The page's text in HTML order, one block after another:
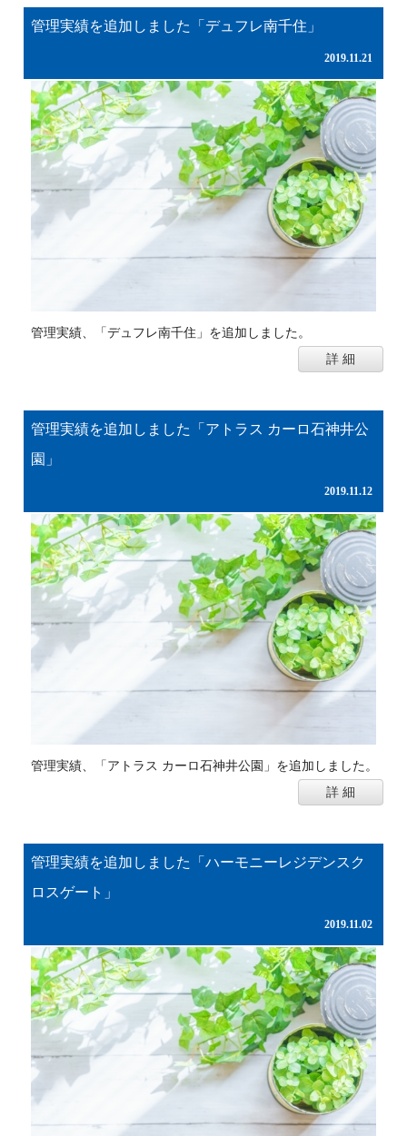
管理実績を追加しました「デュフレ南千住」
2019.11.21
管理実績、「デュフレ南千住」を追加しました。
詳 細
管理実績を追加しました「アトラス カーロ石神井公
園」
2019.11.12
管理実績、「アトラス カーロ石神井公園」を追加しました。
詳 細
管理実績を追加しました「ハーモニーレジデンスク
ロスゲート」
2019.11.02